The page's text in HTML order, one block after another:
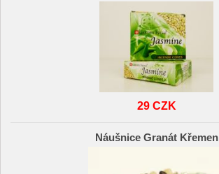
29 CZK
Náušnice Granát Křemen